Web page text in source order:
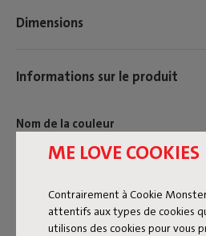
ME LOVE COOKIES
Contrairement à Cookie
attentifs aux types de cookies
utilisons des cookies pour vous
Dimensions
Informations sur le produit
Nom de la couleur
8717127995738